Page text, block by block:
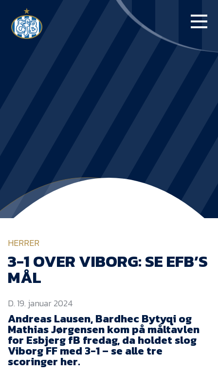
BLUE WATER
NYHEDER
EfB Akademi
Sydvestjysk Fodbold
Samarbejde
Partnere
Blue Water Arena
HERRER
3-1 OVER VIBORG: SE EFB’S
MÅL
D. 19. januar 2024
Andreas Lausen, Bardhec Bytyqi og
Mathias Jørgensen kom på måltavlen
for Esbjerg fB fredag, da holdet slog
Viborg FF med 3-1 – se alle tre
scoringer her.